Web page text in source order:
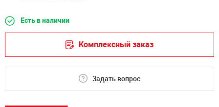
Есть в наличии
Комплексный заказ
Задать вопрос